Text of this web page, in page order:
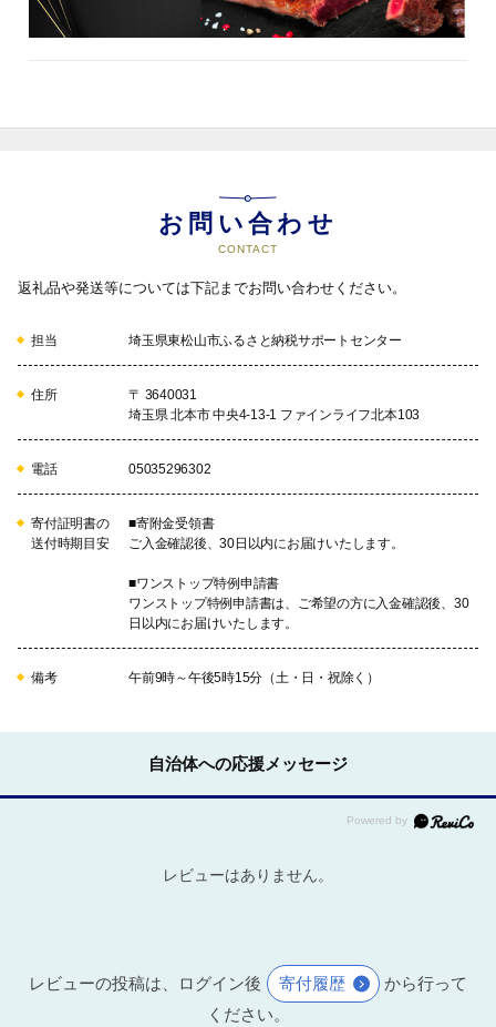
お問い合わせ
CONTACT
返礼品や発送等については下記までお問い合わせください。
担当 埼玉県東松山市ふるさと納税サポートセンター
住所
〒 3640031
埼玉県 北本市 中央4-13-1 ファインライフ北本103
電話 05035296302
寄付証明書の
送付時期目安
■寄附金受領書
ご入金確認後、30日以内にお届けいたします。
■ワンストップ特例申請書
ワンストップ特例申請書は、ご希望の方に入金確認後、30
日以内にお届けいたします。
備考 午前9時～午後5時15分（土・日・祝除く）
自治体への応援メッセージ
レビューはありません。
レビューの投稿は、ログイン後 寄付履歴
から行って
ください。